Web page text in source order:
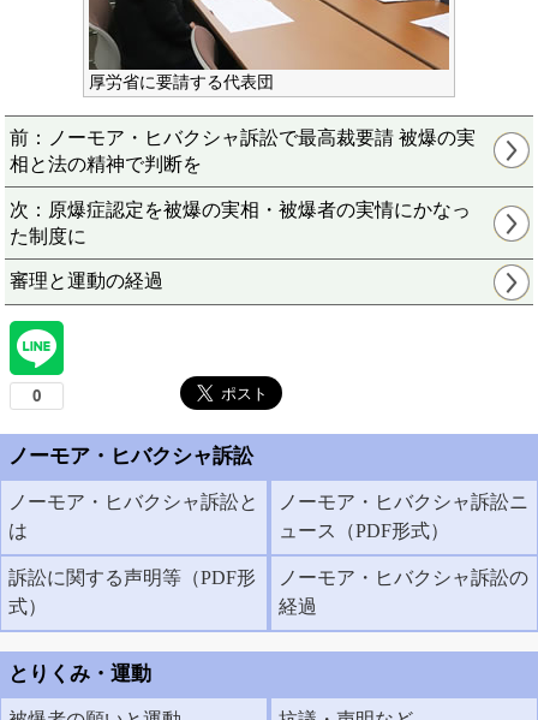
厚労省に要請する代表団
前：ノーモア・ヒバクシャ訴訟で最高裁要請 被爆の実
相と法の精神で判断を
次：原爆症認定を被爆の実相・被爆者の実情にかなっ
た制度に
審理と運動の経過
ノーモア・ヒバクシャ訴訟
ノーモア・ヒバクシャ訴訟と
は
ノーモア・ヒバクシャ訴訟ニ
ュース（PDF形式）
訴訟に関する声明等（PDF形
式）
ノーモア・ヒバクシャ訴訟の
経過
とりくみ・運動